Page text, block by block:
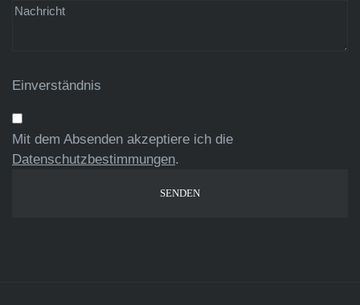
Einverständnis
Mit dem Absenden akzeptiere ich die
Datenschutzbestimmungen.